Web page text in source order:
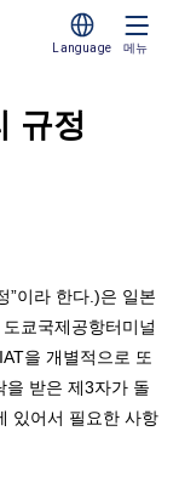
Language 메뉴
규정
”이라 한다.)은 일본
쿄국제공항터미널
을 개별적으로 또
을 받은 제3자가 돌
있어서 필요한 사항